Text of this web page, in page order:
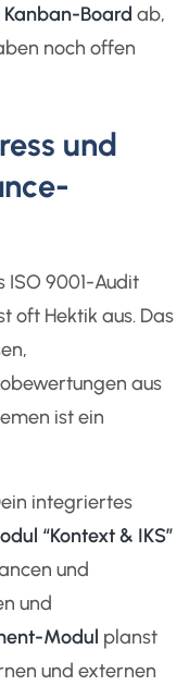
Kanban-Board ab,
noch offen
und
ISO 9001-Audit
oft Hektik aus. Das
aus
ist ein
integriertes
“Kontext & IKS”
und
und
Modul planst
und externen